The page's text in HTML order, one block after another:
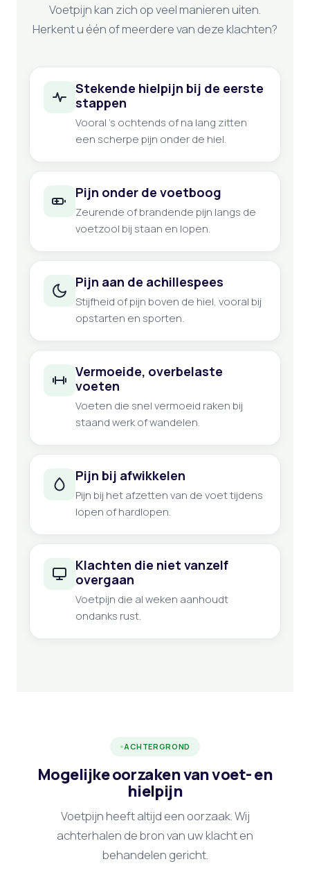
Voetpijn kan zich op veel manieren uiten.
Herkent u één of meerdere van deze klachten?
Stekende hielpijn bij de eerste
stappen
Vooral ’s ochtends of na lang zitten
een scherpe pijn onder de hiel.
Pijn onder de voetboog
Zeurende of brandende pijn langs de
voetzool bij staan en lopen.
Pijn aan de achillespees
Stijfheid of pijn boven de hiel, vooral bij
opstarten en sporten.
Vermoeide, overbelaste
voeten
Voeten die snel vermoeid raken bij
staand werk of wandelen.
Pijn bij afwikkelen
Pijn bij het afzetten van de voet tijdens
lopen of hardlopen.
Klachten die niet vanzelf
overgaan
Voetpijn die al weken aanhoudt
ondanks rust.
ACHTERGROND
Mogelijke oorzaken van voet- en
hielpijn
Voetpijn heeft altijd een oorzaak. Wij
achterhalen de bron van uw klacht en
behandelen gericht.